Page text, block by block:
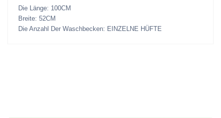
Die Länge: 100CM
Breite: 52CM
Die Anzahl Der Waschbecken: EINZELNE HÜFTE